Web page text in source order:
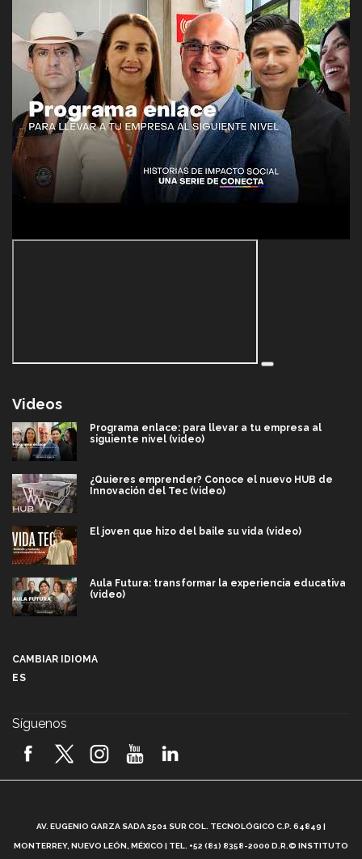
Videos
Programa enlace: para llevar a tu empresa al
siguiente nivel (video)
¿Quieres emprender? Conoce el nuevo HUB de
Innovación del Tec (video)
El joven que hizo del baile su vida (video)
Aula Futura: transformar la experiencia educativa
(video)
2026! (video)
¿Cómo es el Modelo Educativo Tec? (video)
CAMBIAR IDIOMA
ES
Síguenos
AV. EUGENIO GARZA SADA 2501 SUR COL. TECNOLÓGICO C.P. 64849 |
MONTERREY, NUEVO LEÓN, MÉXICO | TEL. +52 (81) 8358-2000 D.R.© INSTITUTO